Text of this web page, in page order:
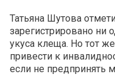
Татьяна Шутова
зарегистрировано ни
укуса клеща. Но тот
привести к
если не предпринять